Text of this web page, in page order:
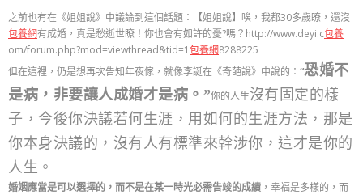
之前也有在《姐姐說》中議論到這個話題：【姐姐說】唉，我都30多歲瞭，還沒
包養網有成婚，真是愁逝世瞭！你也會有如許的憂?嗎？http://www.deyi.c包養
om/forum.php?mod=viewthread&tid=1包養網8288225
但在這裡，仍是想再次告知年夜傢，就像李誕在《奇葩說》中說的： “恐婚不
是病，非要讓人成婚才是病。 ”你的人生沒有固定的樣
子，今後你決議若何生涯，用如何的生涯方法，那是
你本身決議的，沒有人有標準來幹涉你，這才是你的
人生。
婚姻應當是可以選擇的，而不是在某一時光必需告竣的成績 ，幸福是多樣的，而